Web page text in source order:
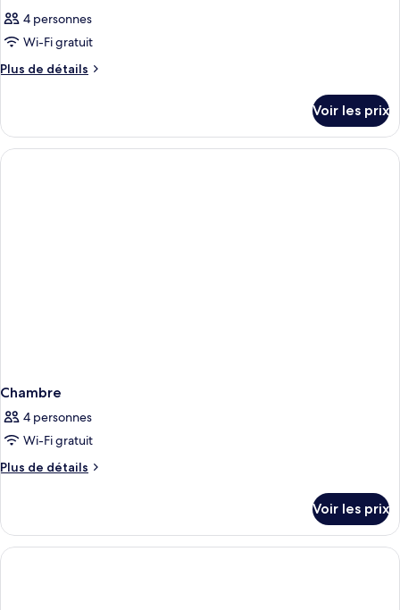
4 personnes
Wi-Fi gratuit
Plus de détails
Plus
le
type
de
Voir les prix
Chambre
4 personnes
Wi-Fi gratuit
Plus de détails
Plus
le
type
de
Voir les prix